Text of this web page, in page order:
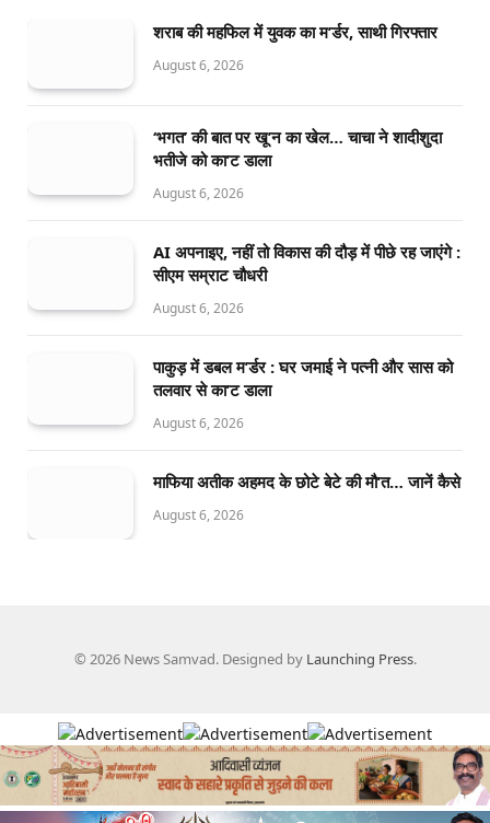
शराब की महफिल में युवक का म’र्डर, साथी गिरफ्तार
August 6, 2026
‘भगत’ की बात पर खू’न का खेल… चाचा ने शादीशुदा
भतीजे को का’ट डाला
August 6, 2026
AI अपनाइए, नहीं तो विकास की दौड़ में पीछे रह जाएंगे :
सीएम सम्राट चौधरी
August 6, 2026
पाकुड़ में डबल म’र्डर : घर जमाई ने पत्नी और सास को
तलवार से का’ट डाला
August 6, 2026
माफिया अतीक अहमद के छोटे बेटे की मौ’त… जानें कैसे
August 6, 2026
© 2026 News Samvad. Designed by Launching Press.